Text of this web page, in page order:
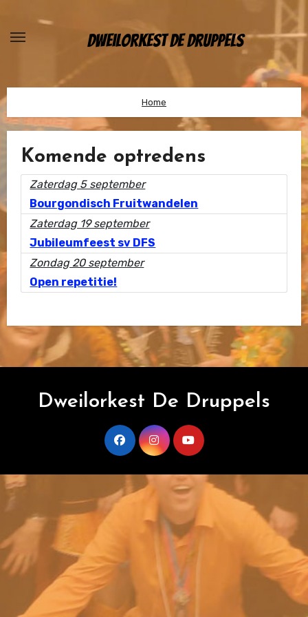
Dweilorkest De Druppels
Home
Komende optredens
Zaterdag 5 september
Bourgondisch Fruitwandelen
Zaterdag 19 september
Jubileumfeest sv DFS
Zondag 20 september
Open repetitie!
Dweilorkest De Druppels